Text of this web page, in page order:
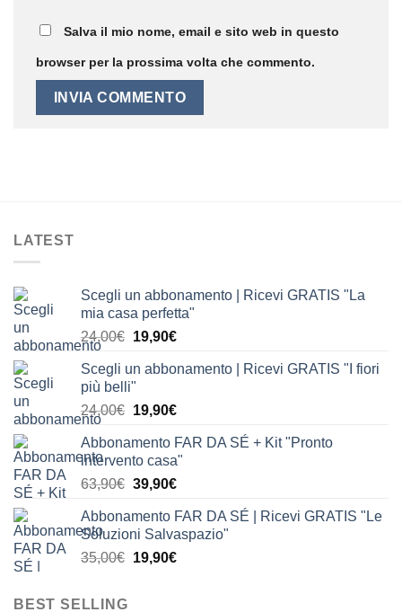
Salva il mio nome, email e sito web in questo
browser per la prossima volta che commento.
LATEST
Scegli un abbonamento | Ricevi GRATIS "La
mia casa perfetta"
24,00€ Il
originale
24,00€.
19,90€Il
attuale
19,90€.
Scegli un abbonamento | Ricevi GRATIS "I fiori
più belli"
24,00€ Il
originale
era:
24,00€.
19,90€Il
attuale
è:
19,90€.
Abbonamento FAR DA SÉ + Kit "Pronto
intervento casa"
63,90€ Il
originale
era:
63,90€.
39,90€Il
attuale
è:
39,90€.
Abbonamento FAR DA SÉ | Ricevi GRATIS "Le
Soluzioni Salvaspazio"
35,00€ Il
19,90€Il
BEST SELLING